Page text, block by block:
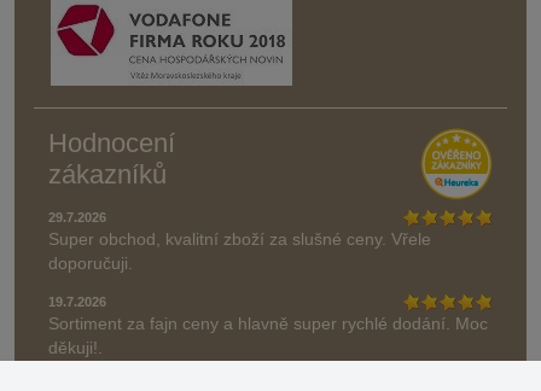
Hodnocení
zákazníků
29.7.2026
Super obchod, kvalitní zboží za slušné ceny. Vřele
doporučuji.
19.7.2026
Sortiment za fajn ceny a hlavně super rychlé dodání. Moc
děkuji!.